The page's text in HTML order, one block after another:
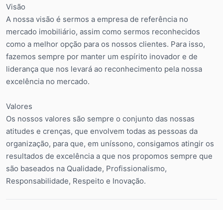
Visão
A nossa visão é sermos a empresa de referência no
mercado imobiliário, assim como sermos reconhecidos
como a melhor opção para os nossos clientes. Para isso,
fazemos sempre por manter um espírito inovador e de
liderança que nos levará ao reconhecimento pela nossa
excelência no mercado.
Valores
Os nossos valores são sempre o conjunto das nossas
atitudes e crenças, que envolvem todas as pessoas da
organização, para que, em uníssono, consigamos atingir os
resultados de excelência a que nos propomos sempre que
são baseados na Qualidade, Profissionalismo,
Responsabilidade, Respeito e Inovação.